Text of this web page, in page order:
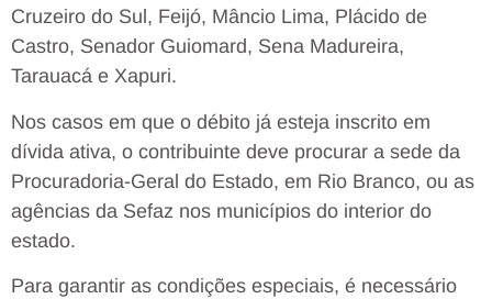
Cruzeiro do Sul, Feijó, Mâncio Lima, Plácido de
Castro, Senador Guiomard, Sena Madureira,
Tarauacá e Xapuri.
Nos casos em que o débito já esteja inscrito em
dívida ativa, o contribuinte deve procurar a sede da
Procuradoria-Geral do Estado, em Rio Branco, ou as
agências da Sefaz nos municípios do interior do
estado.
Para garantir as condições especiais, é necessário